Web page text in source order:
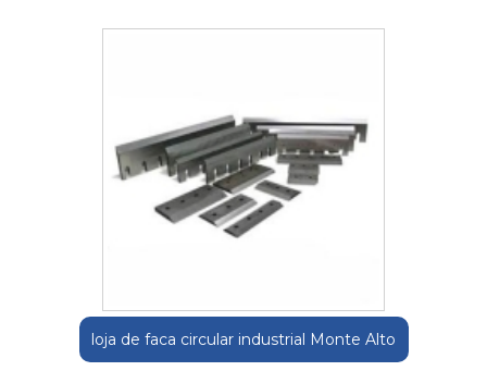
loja de faca circular industrial Monte Alto